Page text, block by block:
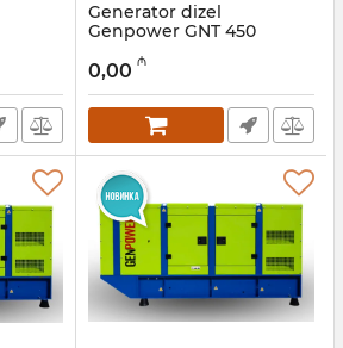
Generator dizel
Genpower GNT 450
009001018
0,00 ₼